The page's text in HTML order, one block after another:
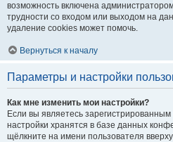
возможность включена
трудности со входом или выходом на
удаление cookies может помочь.
Вернуться к началу
Параметры и настройки
Как мне изменить мои настройки?
Если вы являетесь
настройки хранятся в базе данных
щёлкните на имени пользователя